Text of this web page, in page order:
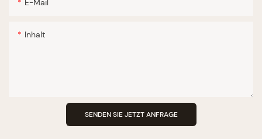
E-Mail
Inhalt
SENDEN SIE JETZT ANFRAGE